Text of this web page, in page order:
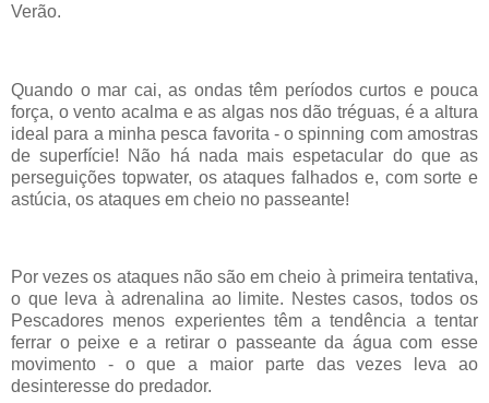
Verão.
Quando o mar cai, as ondas têm períodos curtos e pouca
força, o vento acalma e as algas nos dão tréguas, é a altura
ideal para a minha pesca favorita - o spinning com amostras
de superfície! Não há nada mais espetacular do que as
perseguições topwater, os ataques falhados e, com sorte e
astúcia, os ataques em cheio no passeante!
Por vezes os ataques não são em cheio à primeira tentativa,
o que leva à adrenalina ao limite. Nestes casos, todos os
Pescadores menos experientes têm a tendência a tentar
ferrar o peixe e a retirar o passeante da água com esse
movimento - o que a maior parte das vezes leva ao
desinteresse do predador.